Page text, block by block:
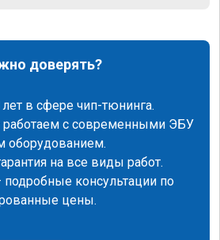
доверять?
в сфере чип-тюнинга.
работаем с современными ЭБУ
оборудованием.
на все виды работ.
подробные консультации по
цены.